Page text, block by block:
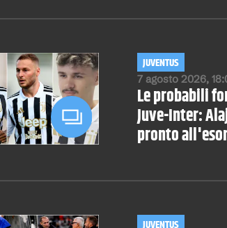
7 agosto 2026,
JUVENTUS
Le probabili
Juve-Inter:
pronto